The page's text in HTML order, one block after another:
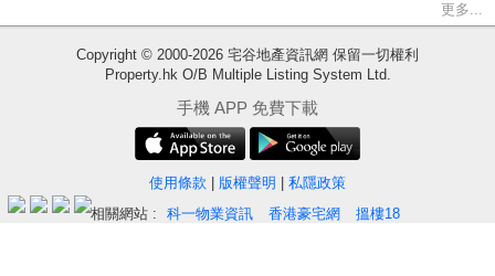
收
體
体
更多...
Copyright © 2000-2026 宅谷地產資訊網 保留一切權利
Property.hk O/B Multiple Listing System Ltd.
手機 APP 免費下載
使用條款 版權聲明
私隱政策
相關網站 :
科一物業資訊 香港豪宅網 搵樓18